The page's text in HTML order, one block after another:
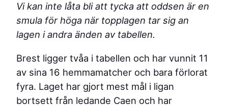
Vi kan inte låta bli att tycka att oddsen är en
smula för höga när topplagen tar sig an
lagen i andra änden av tabellen.
Brest ligger tvåa i tabellen och har vunnit 11
av sina 16 hemmamatcher och bara förlorat
fyra. Laget har gjort mest mål i ligan
bortsett från ledande Caen och har